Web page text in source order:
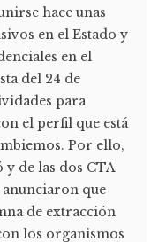
hace unas
en el Estado y
en el
del 24 de
para
el perfil que está
Por ello,
y de las dos CTA
que
de extracción
los organismos